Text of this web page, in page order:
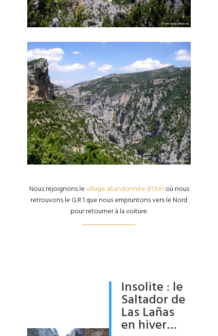
Nous rejoignons le village abandonnée d’Otín où nous
retrouvons le G.R 1 que nous empruntons vers le Nord
pour retourner à la voiture.
Insolite : le
Saltador de
Las Lañas
en hiver…